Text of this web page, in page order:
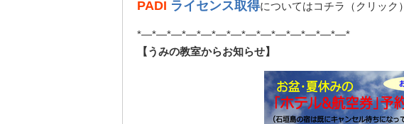
PADI ライセンス取得についてはコチラ（クリック）
*—*—*—*—*—*—*—*—*—*—*—*—*—*—*
【うみの教室からお知らせ】